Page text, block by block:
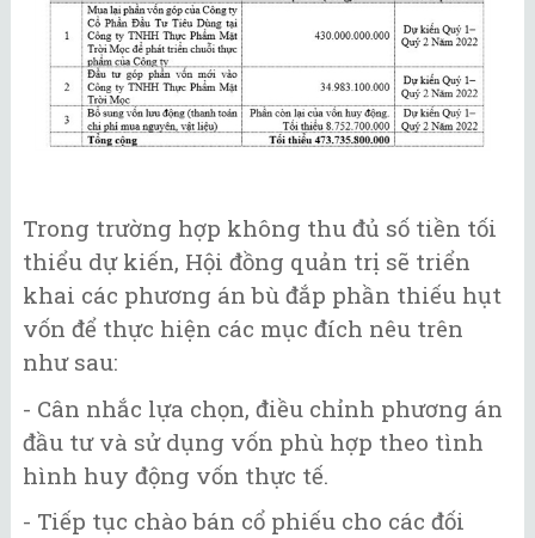
Trong trường hợp không thu đủ số tiền tối
thiểu dự kiến, Hội đồng quản trị sẽ triển
khai các phương án bù đắp phần thiếu hụt
vốn để thực hiện các mục đích nêu trên
như sau:
- Cân nhắc lựa chọn, điều chỉnh phương án
đầu tư và sử dụng vốn phù hợp theo tình
hình huy động vốn thực tế.
- Tiếp tục chào bán cổ phiếu cho các đối